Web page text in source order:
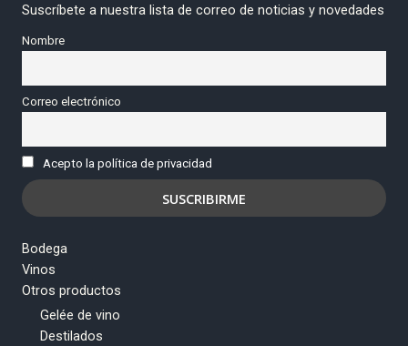
Suscríbete a nuestra lista de correo de noticias y novedades
Nombre
Correo electrónico
Acepto la política de privacidad
Bodega
Vinos
Otros productos
Gelée de vino
Destilados